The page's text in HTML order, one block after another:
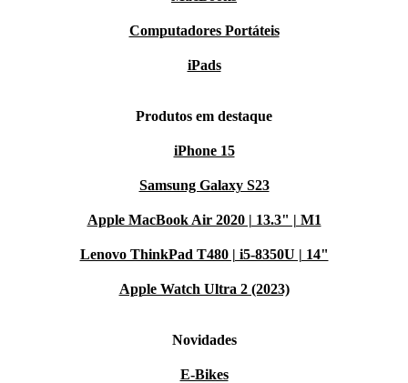
Computadores Portáteis
iPads
Produtos em destaque
iPhone 15
Samsung Galaxy S23
Apple MacBook Air 2020 | 13.3" | M1
Lenovo ThinkPad T480 | i5-8350U | 14"
Apple Watch Ultra 2 (2023)
Novidades
E-Bikes